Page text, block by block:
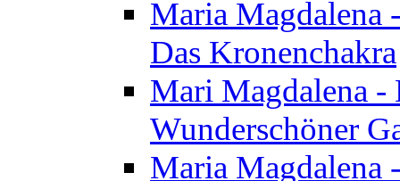
Maria Magdalena
Das Kronenchakra
Mari Magdalena -
Wunderschöner
Maria Magdalena